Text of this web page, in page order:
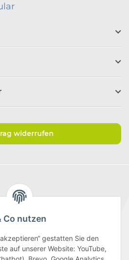
Co nutzen
gestatten Sie den
auf unserer Website: YouTube,
widerrufen